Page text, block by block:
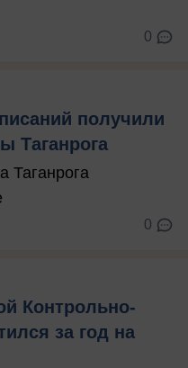
0
получили
Таганрога
Таганрога
0
Контрольно-
за год на